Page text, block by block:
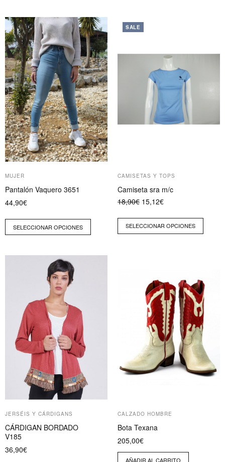
MUJER
Pantalón Vaquero 3651
44,90€
SELECCIONAR OPCIONES
Este
producto
tiene
múltiples
variantes.
Las
opciones
se
pueden
elegir
en
la
página
de
producto
SALE
CAMISETAS Y TOPS
Camiseta sra m/c
18,90€ El
precio
era:
18,90€.
15,12€El
es:
15,12€.
SELECCIONAR OPCIONES
Este
producto
variantes.
opciones
pueden
página
de
producto
JERSÉIS Y CÁRDIGANS
CÁRDIGAN BORDADO
V185
36,90€
múltiples
variantes.
opciones
pueden
la
página
de
producto
CALZADO HOMBRE
Bota Texana
205,00€
AÑADIR AL CARRITO